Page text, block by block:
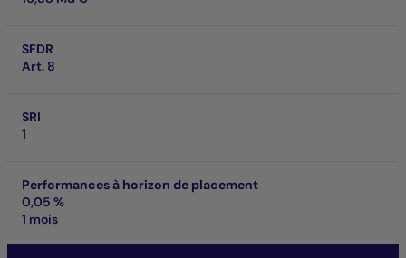
SFDR
Art. 8
SRI
1
Performances à horizon de placement
0,05 %
1 mois